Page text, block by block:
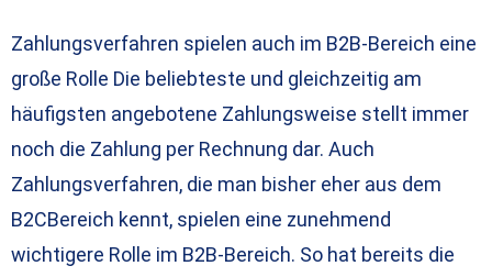
Zahlungsverfahren spielen auch im B2B-Bereich eine
große Rolle Die beliebteste und gleichzeitig am
häufigsten angebotene Zahlungsweise stellt immer
noch die Zahlung per Rechnung dar. Auch
Zahlungsverfahren, die man bisher eher aus dem
B2CBereich kennt, spielen eine zunehmend
wichtigere Rolle im B2B-Bereich. So hat bereits die